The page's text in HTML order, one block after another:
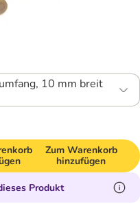
10 mm breit
Zum Warenkorb
hinzufügen
Produkt